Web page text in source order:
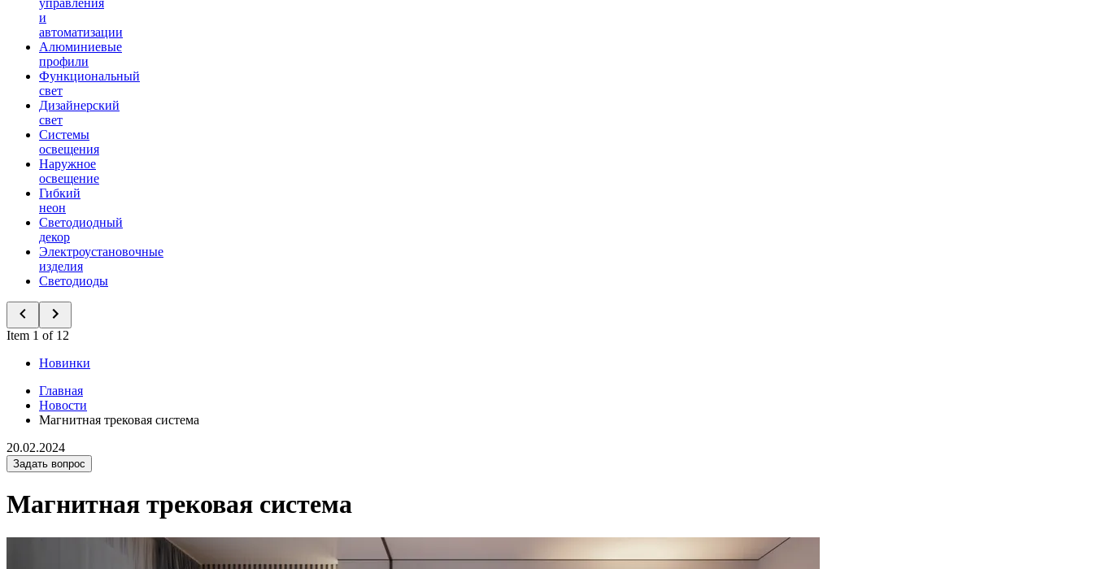
управления
и
автоматизации
Алюминиевые
профили
Функциональный
свет
Дизайнерский
свет
Системы
освещения
Наружное
освещение
Гибкий
неон
Светодиодный
декор
Электроустановочные
изделия
Светодиоды
Item 1 of 12
Новинки
Главная
Новости
Магнитная трековая система
20.02.2024
Задать вопрос
Магнитная трековая система